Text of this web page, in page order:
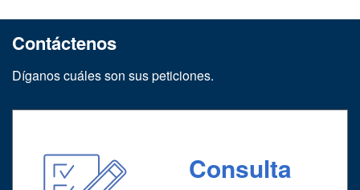
Contáctenos
Díganos cuáles son sus peticiones.
Consulta